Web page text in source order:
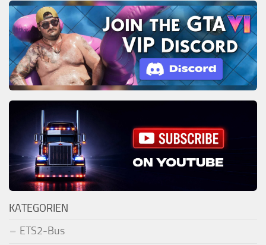
KATEGORIEN
ETS2-Bus